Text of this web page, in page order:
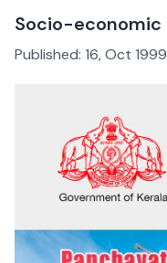
Socio-economic
Published: 16, Oct 1999